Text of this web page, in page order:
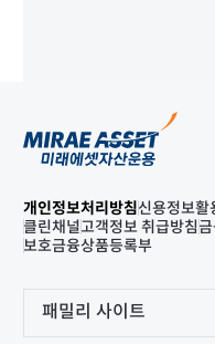
개인정보처리방침신용정보활
클린채널고객정보 취급방침
보호금융상품등록부
패밀리 사이트